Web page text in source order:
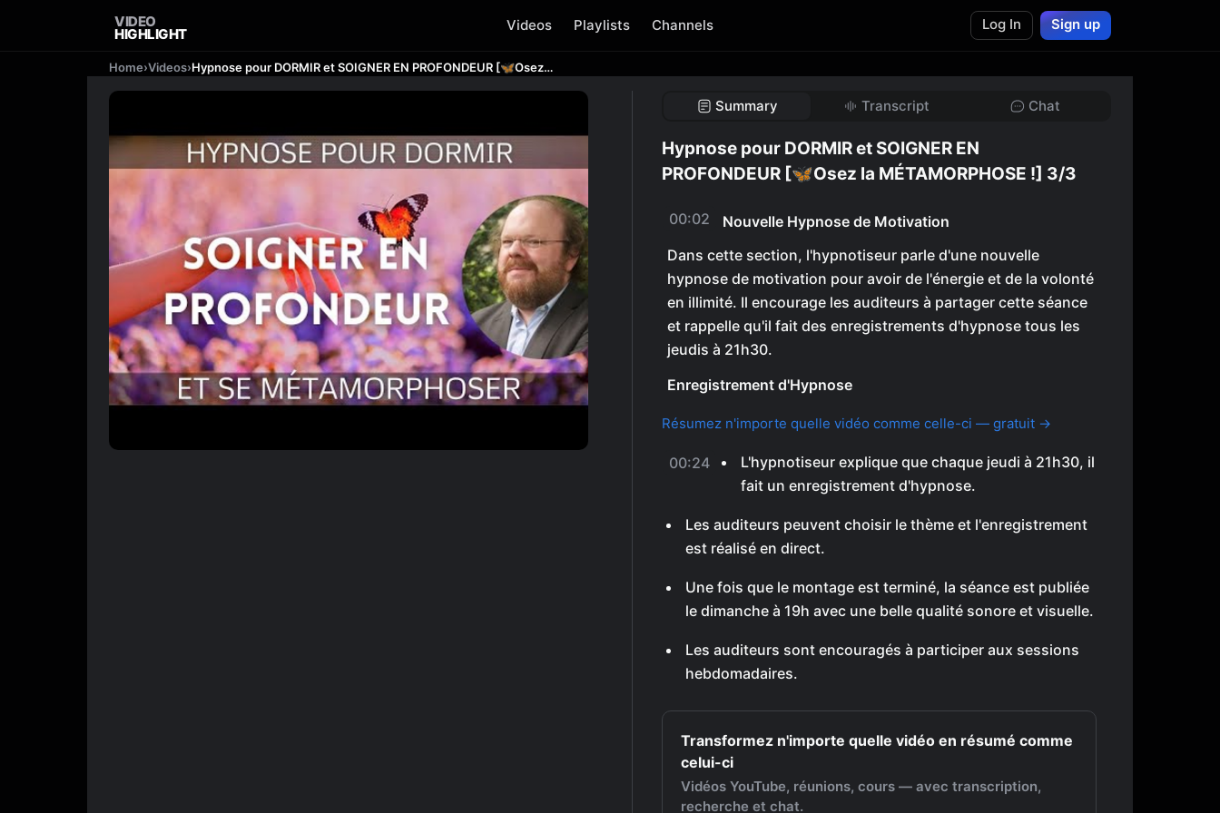
VIDEO
HIGHLIGHT
Videos Playlists Channels Log In Sign up
Home›Videos› Hypnose pour DORMIR et SOIGNER EN PROFONDEUR [🦋Osez la MÉTAMORPHOSE !] 3/3
Summary Transcript Chat
Hypnose pour DORMIR et SOIGNER EN
PROFONDEUR [🦋Osez la MÉTAMORPHOSE !] 3/3
00:02
Nouvelle Hypnose de Motivation
Dans cette section, l'hypnotiseur parle d'une nouvelle
hypnose de motivation pour avoir de l'énergie et de la volonté
en illimité. Il encourage les auditeurs à partager cette séance
et rappelle qu'il fait des enregistrements d'hypnose tous les
jeudis à 21h30.
Enregistrement d'Hypnose
Résumez n'importe quelle vidéo comme celle-ci — gratuit →
00:24
L'hypnotiseur explique que chaque jeudi à 21h30, il
fait un enregistrement d'hypnose.
Les auditeurs peuvent choisir le thème et l'enregistrement
est réalisé en direct.
Une fois que le montage est terminé, la séance est publiée
le dimanche à 19h avec une belle qualité sonore et visuelle.
Les auditeurs sont encouragés à participer aux sessions
hebdomadaires.
Transformez n'importe quelle vidéo en résumé comme
celui-ci
Vidéos YouTube, réunions, cours — avec transcription,
recherche et chat.